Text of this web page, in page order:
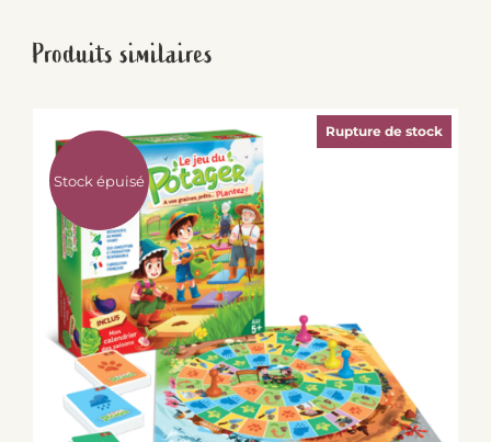
Produits similaires
Stock épuisé
Rupture de stock